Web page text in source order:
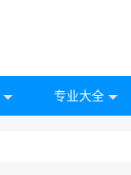
专业大全